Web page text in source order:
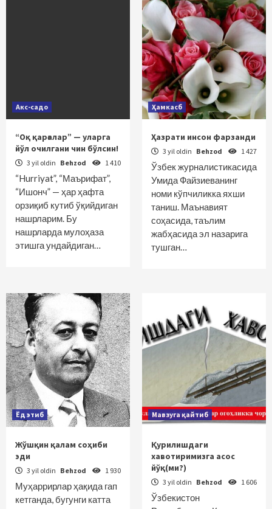
Акс-садо
“Оқ қарғалар” — уларга
йўл очилгани чин бўлсин!
3 yil oldin Behzod 1 410
“Hurriyat”, “Маърифат”,
“Ишонч” — ҳар ҳафта
орзиқиб кутиб ўқийдиган
нашрларим. Бу
нашрларда мулоҳаза
этишга ундайдиган…
Ҳамкасб
Ҳазрати инсон фарзанди
3 yil oldin Behzod 1 427
Ўзбек журналистикасида
Умида Файзиеванинг
номи кўпчиликка яхши
таниш. Маънавият
соҳасида, таълим
жабҳасида эл назарига
тушган…
Ёд этиб
Жўшқин қалам соҳиби
эди
3 yil oldin Behzod 1 930
Муҳаррирлар ҳақида гап
кетганда, бугунги катта
Мавзуга қайтиб
Қурилишдаги
хавотиримизга асос
йўқ(ми?)
3 yil oldin Behzod 1 606
Ўзбекистон